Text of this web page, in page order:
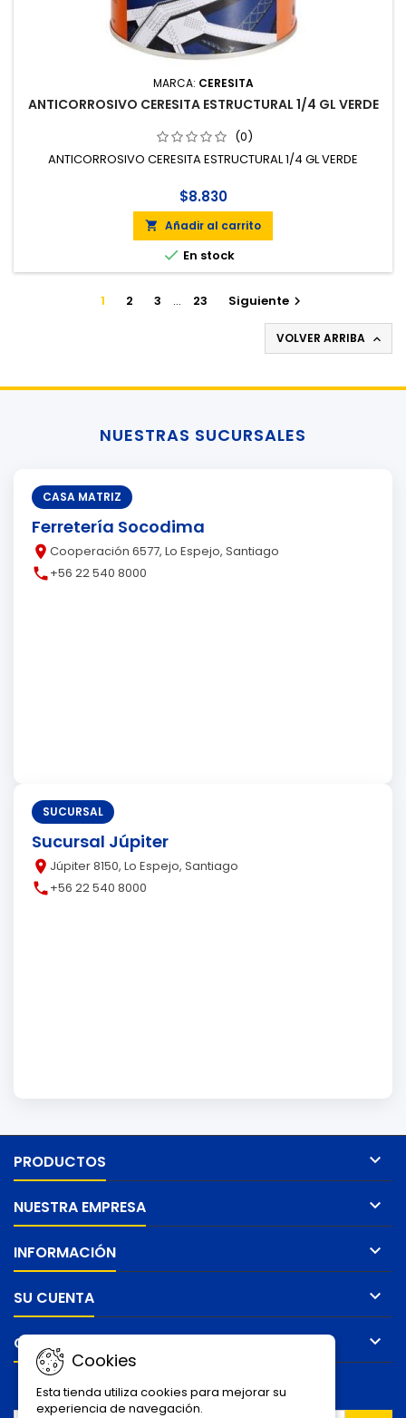
MARCA: CERESITA
ANTICORROSIVO CERESITA ESTRUCTURAL 1/4 GL VERDE
(0)
ANTICORROSIVO CERESITA ESTRUCTURAL 1/4 GL VERDE
$8.830
 Añadir al carrito
 En stock
1 2 3 … 23 Siguiente 
VOLVER ARRIBA 
NUESTRAS SUCURSALES
CASA MATRIZ
Ferretería Socodima
place Cooperación 6577, Lo Espejo, Santiago
call+56 22 540 8000
SUCURSAL
Sucursal Júpiter
place Júpiter 8150, Lo Espejo, Santiago
call+56 22 540 8000
PRODUCTOS 
NUESTRA EMPRESA 
INFORMACIÓN 
SU CUENTA 
CONTACTO 
Cookies
Esta tienda utiliza cookies para mejorar su
experiencia de navegación.
BOLETÍN